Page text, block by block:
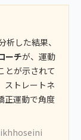
した結果、
ーチが、運動
とが示されて
ストレートネ
正運動で角度